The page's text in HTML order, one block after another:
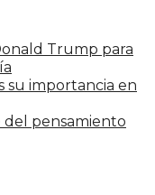
Trump para
su importancia en
del pensamiento